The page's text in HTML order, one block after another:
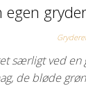
egen
særligt ved en
de bløde